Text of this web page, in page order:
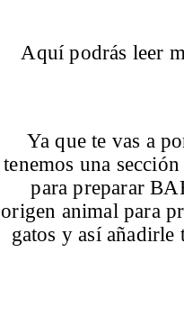
Aquí podrás leer
Ya que te vas a
tenemos una
para preparar
origen animal para
gatos y así añadirle